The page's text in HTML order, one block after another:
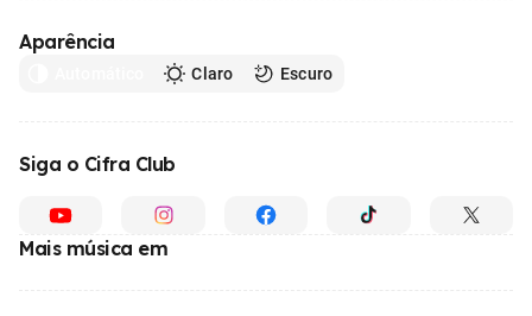
Aparência
Claro Escuro
Siga o Cifra Club
Mais música em